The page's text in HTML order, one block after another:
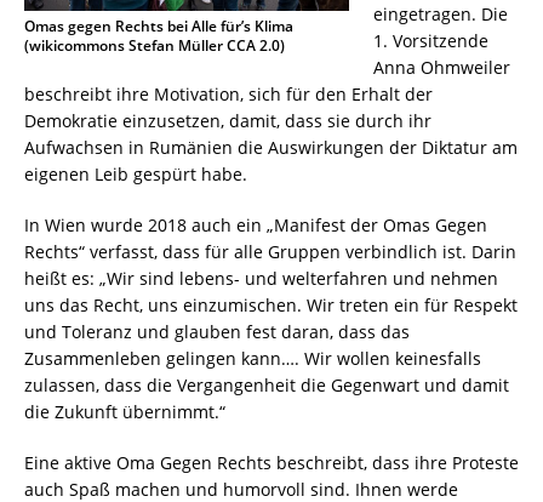
Omas gegen Rechts bei Alle für’s Klima
(wikicommons Stefan Müller CCA 2.0)
eingetragen. Die
1. Vorsitzende
Anna Ohmweiler
beschreibt ihre Motivation, sich für den Erhalt der
Demokratie einzusetzen, damit, dass sie durch ihr
Aufwachsen in Rumänien die Auswirkungen der Diktatur am
eigenen Leib gespürt habe.
In Wien wurde 2018 auch ein „Manifest der Omas Gegen
Rechts“ verfasst, dass für alle Gruppen verbindlich ist. Darin
heißt es: „Wir sind lebens- und welterfahren und nehmen
uns das Recht, uns einzumischen. Wir treten ein für Respekt
und Toleranz und glauben fest daran, dass das
Zusammenleben gelingen kann…. Wir wollen keinesfalls
zulassen, dass die Vergangenheit die Gegenwart und damit
die Zukunft übernimmt.“
Eine aktive Oma Gegen Rechts beschreibt, dass ihre Proteste
auch Spaß machen und humorvoll sind. Ihnen werde